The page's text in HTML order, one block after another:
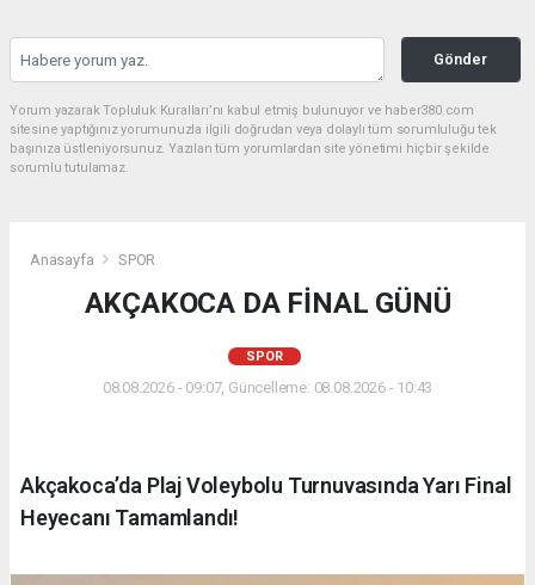
Gönder
Yorum yazarak Topluluk Kuralları’nı kabul etmiş bulunuyor ve haber380.com
sitesine yaptığınız yorumunuzla ilgili doğrudan veya dolaylı tüm sorumluluğu tek
başınıza üstleniyorsunuz. Yazılan tüm yorumlardan site yönetimi hiçbir şekilde
sorumlu tutulamaz.
Anasayfa SPOR
AKÇAKOCA DA FİNAL GÜNÜ
SPOR
08.08.2026 - 09:07, Güncelleme: 08.08.2026 - 10:43
Akçakoca’da Plaj Voleybolu Turnuvasında Yarı Final
Heyecanı Tamamlandı!